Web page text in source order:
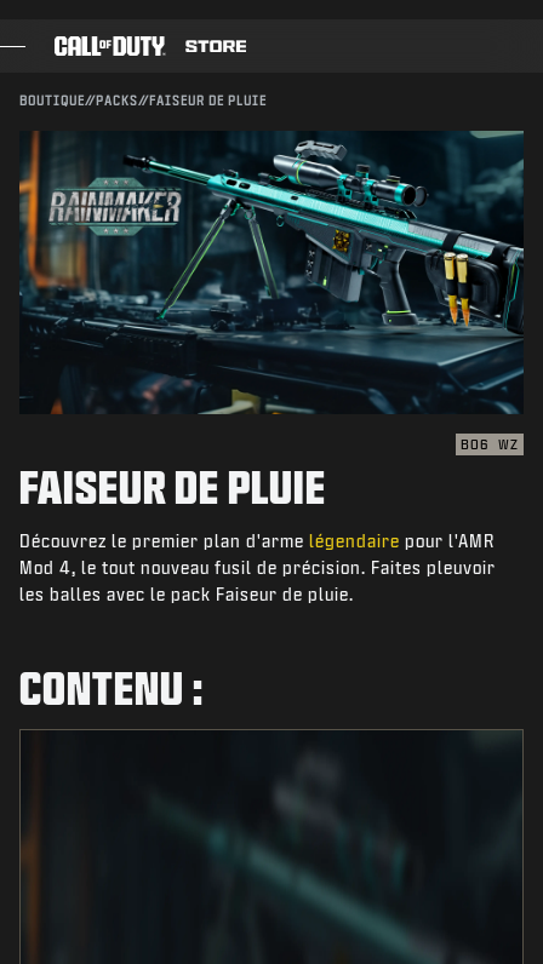
JEUX
PASSE DE COMBAT
BLACK CELL
POINTS COD
BOUTIQUE D'ÉQUIPEMENT
COMBAT BUILDS
JEUX
ACTUS
BOUTIQUE
ASSISTANCE
BOUTIQUE//PACKS//FAISEUR DE PLUIE
Compatible avec :
ANNULER
Activision peut mettre à jour, remplacer ou supprimer
ce contenu en jeu à tout moment.
BO6 WZ
FAISEUR DE PLUIE
Découvrez le premier plan d'arme légendaire pour l'AMR
Mod 4, le tout nouveau fusil de précision. Faites pleuvoir
les balles avec le pack Faiseur de pluie.
CONTENU :